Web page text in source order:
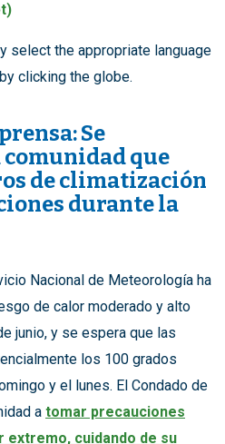
select the appropriate language
clicking the globe.
Se
que
de climatización
durante la
Nacional de Meteorología ha
de calor moderado y alto
junio, y se espera que las
los 100 grados
y el lunes. El Condado de
a tomar precauciones
extremo, cuidando de su